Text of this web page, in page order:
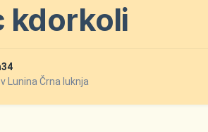
kdorkoli
v Lunina Črna luknja